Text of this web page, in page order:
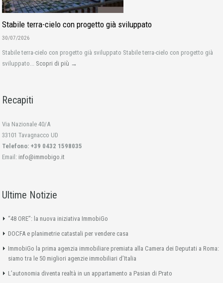
Stabile terra-cielo con progetto già sviluppato
30/07/2026
Stabile terra-cielo con progetto già sviluppato Stabile terra-cielo con progetto già
sviluppato... Scopri di più →
Recapiti
Via Nazionale 40/A
33101 Tavagnacco UD
Telefono: +39 0432 1598035
Email: info@immobigo.it
Ultime Notizie
“48 ORE”: la nuova iniziativa ImmobiGo
DOCFA e planimetrie catastali per vendere casa
ImmobiGo la prima agenzia immobiliare premiata alla Camera dei Deputati a Roma:
siamo tra le 50 migliori agenzie immobiliari d’Italia
L’autonomia diventa realtà in un appartamento a Pasian di Prato